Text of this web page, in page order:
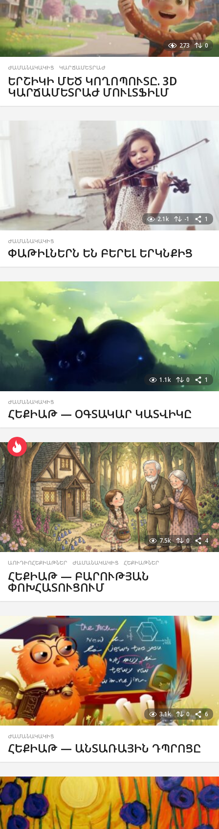
273 0
ԺԱՄԱՆԱԿԱԿԻՑ ,ԿԱՐՃԱՄԵՏՐԱԺ
ԵՐՇԻԿԻ ՄԵԾ ԿՈՂՈՊՈՒՏԸ. 3D
ԿԱՐՃԱՄԵՏՐԱԺ ՄՈՒԼՏՖԻԼՄ
2.1k -1 1
ԺԱՄԱՆԱԿԱԿԻՑ
ՓԱԹԻԼՆԵՐՆ ԵՆ ԲԵՐԵԼ ԵՐԿՆՔԻՑ
1.1k 0 1
ԺԱՄԱՆԱԿԱԿԻՑ
ՀԵՔԻԱԹ — ՕԳՏԱԿԱՐ ԿԱՏՎԻԿԸ
7.5k 0 4
ԱՈՒԴԻՈՀԵՔԻԱԹՆԵՐ ,ԺԱՄԱՆԱԿԱԿԻՑ ,ՀԵՔԻԱԹՆԵՐ
ՀԵՔԻԱԹ — ԲԱՐՈՒԹՅԱՆ
ՓՈԽՀԱՏՈՒՑՈՒՄ
3.1k 0 6
ԺԱՄԱՆԱԿԱԿԻՑ
ՀԵՔԻԱԹ — ԱՆՏԱՌԱՅԻՆ ԴՊՐՈՑԸ